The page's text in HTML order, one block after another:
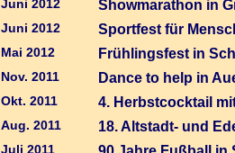
Juni 2012 Showmarathon in
Juni 2012 Sportfest für
Mai 2012 Frühlingsfest in
Nov. 2011 Dance to help in
Okt. 2011 4. Herbstcocktail
Aug. 2011 18. Altstadt- und
Juli 2011